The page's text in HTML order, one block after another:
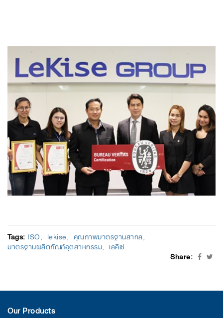
Tags: ISO lekise คุณภาพมาตรฐานสากล
มาตรฐานผลิตภัณฑ์อุตสาหกรรม เลคิเซ่
Share:
Our Products